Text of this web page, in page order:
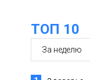
13:47
в
ТОП 10